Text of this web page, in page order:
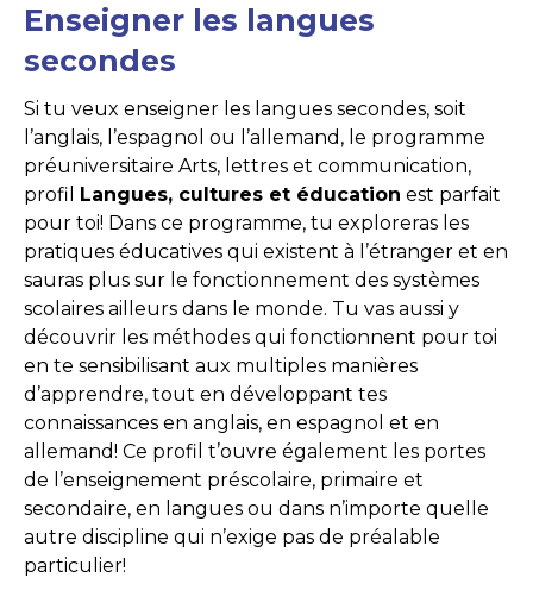
Enseigner les langues
secondes
Si tu veux enseigner les langues secondes, soit
l’anglais, l’espagnol ou l’allemand, le programme
préuniversitaire Arts, lettres et communication,
profil Langues, cultures et éducation est parfait
pour toi! Dans ce programme, tu exploreras les
pratiques éducatives qui existent à l’étranger et en
sauras plus sur le fonctionnement des systèmes
scolaires ailleurs dans le monde. Tu vas aussi y
découvrir les méthodes qui fonctionnent pour toi
en te sensibilisant aux multiples manières
d’apprendre, tout en développant tes
connaissances en anglais, en espagnol et en
allemand! Ce profil t’ouvre également les portes
de l’enseignement préscolaire, primaire et
secondaire, en langues ou dans n’importe quelle
autre discipline qui n’exige pas de préalable
particulier!